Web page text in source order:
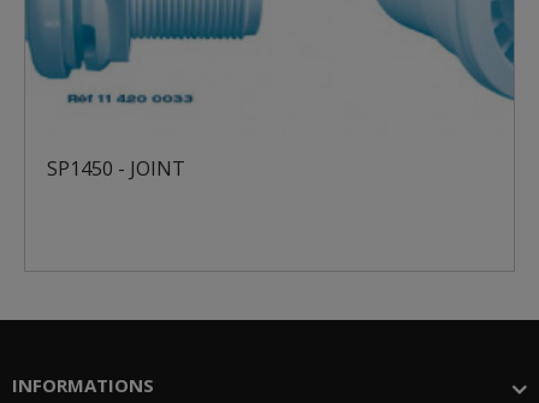
SP1450 - JOINT
INFORMATIONS